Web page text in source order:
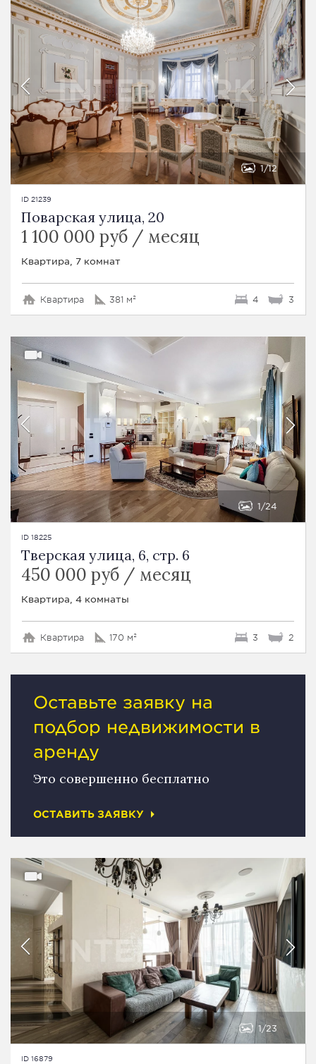
1 12
ID 21239
Поварская улица, 20
1 100 000 руб / месяц
Квартира, 7 комнат
Квартира 381 м² 4 3
1 24
ID 18225
Тверская улица, 6, стр. 6
450 000 руб / месяц
Квартира, 4 комнаты
Квартира 170 м² 3 2
Оставьте заявку на
подбор недвижимости в
аренду
Это совершенно бесплатно
ОСТАВИТЬ ЗАЯВКУ
1 23
ID 16879